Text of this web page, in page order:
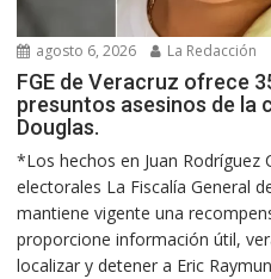
agosto 6, 2026 La Redacción
FGE de Veracruz ofrece
presuntos asesinos de la
Douglas.
*Los hechos en Juan Rodríguez
electorales La Fiscalía General
mantiene vigente una
proporcione información útil,
localizar y detener a Eric